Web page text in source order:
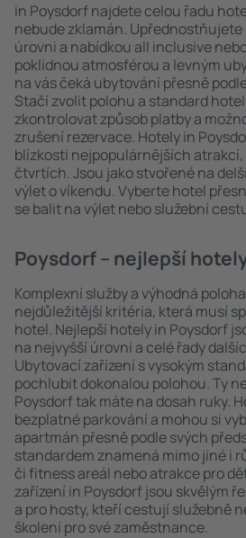
in Poysdorf najdete celou řadu
nebude zklamán. Upřednostňujete
úrovni a nabídkou all inclusive
poklidnou atmosférou a levným
na vás čeká ubytování přesně
Stačí zvolit polohu a standard
zkontrolovat způsob platby a
zrušení rezervace. Hotely in
blízkosti nejpopulárnějších
čtvrtích. Jsou jako stvořené na
výlet o víkendu. Vyberte hotel
se balit na výlet nebo služební
Poysdorf – nejlepší
Komplexní služby a výhodná
nejdůležitější kritéria, která musí
hotel. Nejlepší hotely in Poysdorf
na nejvyšší úrovni a celé řady
Ubytovací zařízení s vysokým
pochlubit dokonalou polohou. Ty
Poysdorf tak máte na dosah ruky.
bezplatné parkování a mohou si
apartmán přesně podle svých
standardem znamená mimo jiné i
či fitness areál nebo atrakce pro
zařízení in Poysdorf jsou skvělým
a pro hosty, kteří cestují služebně
školení pro své zaměstnance.